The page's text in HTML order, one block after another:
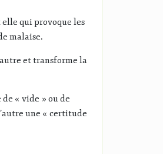
qui provoque les
malaise.
et transforme la
« vide » ou de
une « certitude